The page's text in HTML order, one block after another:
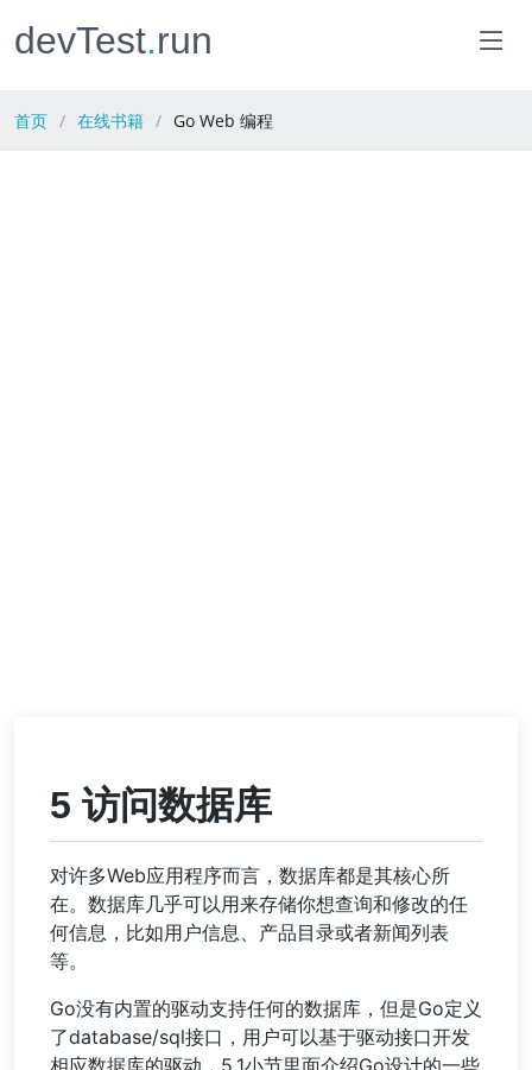
devTest.run
首页 在线书籍 Go Web 编程
5 访问数据库
对许多Web应用程序而言，数据库都是其核心所
在。数据库几乎可以用来存储你想查询和修改的任
何信息，比如用户信息、产品目录或者新闻列表
等。
Go没有内置的驱动支持任何的数据库，但是Go定义
了database/sql接口，用户可以基于驱动接口开发
相应数据库的驱动，5.1小节里面介绍Go设计的一些